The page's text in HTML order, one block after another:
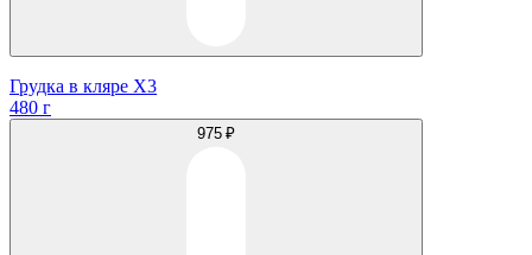
Грудка в кляре Х3
480 г
975 ₽